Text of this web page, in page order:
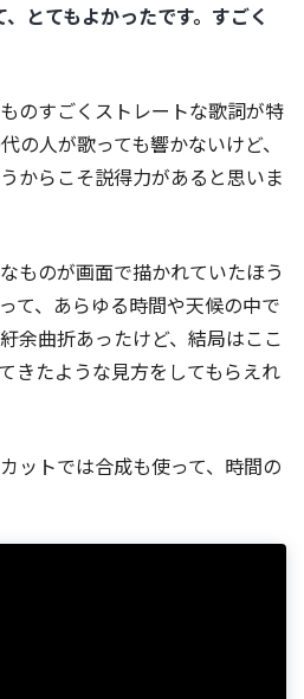
とてもよかったです。すごく
のすごくストレートな歌詞が特
の人が歌っても響かないけど、
からこそ説得力があると思いま
ものが画面で描かれていたほう
て、あらゆる時間や天候の中で
余曲折あったけど、結局はここ
きたような見方をしてもらえれ
ットでは合成も使って、時間の